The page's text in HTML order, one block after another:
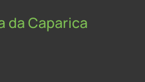
da Caparica